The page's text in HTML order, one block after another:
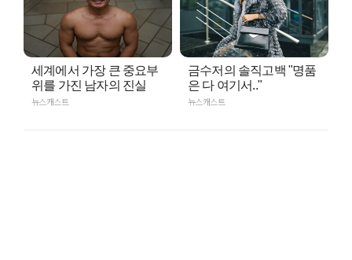
세계에서 가장 큰 중요부
위를 가진 남자의 진실
뉴스캐스트
금수저의 솔직고백 "명품
은 다 여기서.."
뉴스캐스트